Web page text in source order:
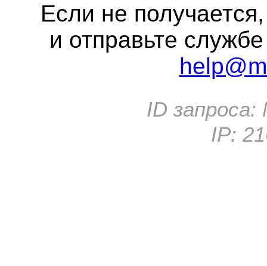
Если не
и отправьте
ID запроса:
IP: